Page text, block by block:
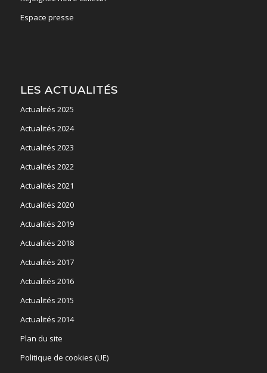
Espace presse
LES ACTUALITÉS
Actualités 2025
Actualités 2024
Actualités 2023
Actualités 2022
Actualités 2021
Actualités 2020
Actualités 2019
Actualités 2018
Actualités 2017
Actualités 2016
Actualités 2015
Actualités 2014
Plan du site
Politique de cookies (UE)